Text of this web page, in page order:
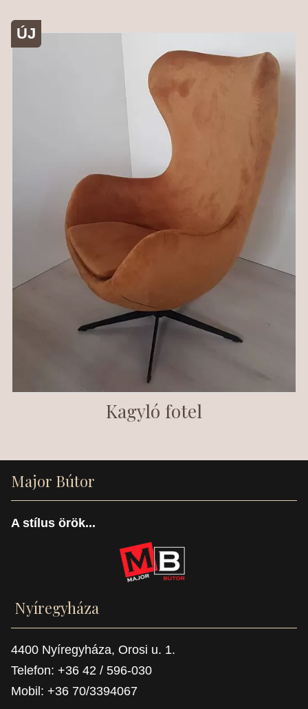
ÚJ
Kagyló fotel
Major Bútor
A stílus örök...
Nyíregyháza
4400 Nyíregyháza, Orosi u. 1.
Telefon: +36 42 / 596-030
Mobil: +36 70/3394067